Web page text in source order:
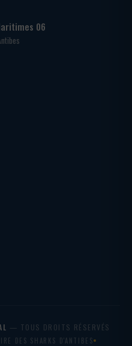
06
— TOUS DROITS RÉSERVÉS
DES SHARKS D'ANTIBES